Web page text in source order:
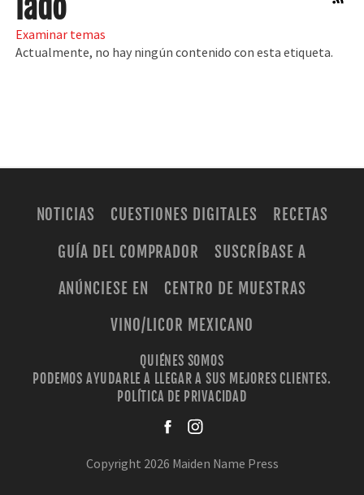
Examinar temas
Actualmente, no hay ningún contenido con esta etiqueta.
NOTICIAS CUESTIONES DIGITALES
RECETAS
GUÍA DEL COMPRADOR
SUSCRÍBASE A
ANÚNCIESE EN
CENTRO DE MUESTRAS
VINO/LICOR MEXICANO
QUIÉNES SOMOS
PODEMOS AYUDARLE A LLEGAR A SUS MEJORES CLIENTES.
POLÍTICA DE PRIVACIDAD
Copyright 2026 Maiden Name Press